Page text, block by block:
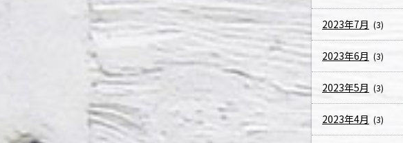
2023年7月 (3)
2023年6月 (3)
2023年5月 (3)
2023年4月 (3)